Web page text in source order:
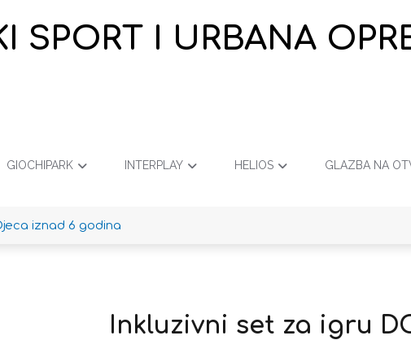
SPORT I URBANA
GIOCHIPARK INTERPLAY HELIOS GLAZBA NA
iznad 6 godina
Inkluzivni set za igru